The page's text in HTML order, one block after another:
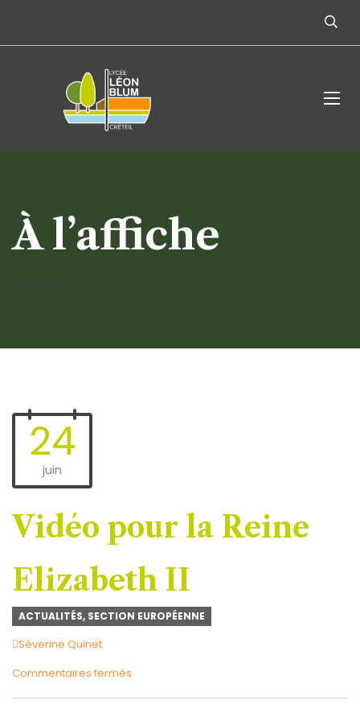
À l’affiche
24
juin
Vidéo pour la Reine
Elizabeth II
ACTUALITÉS, SECTION EUROPÉENNE
Author
Séverine Quinet
Commentaires fermés